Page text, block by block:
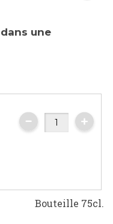
une
Bouteille 75cl.